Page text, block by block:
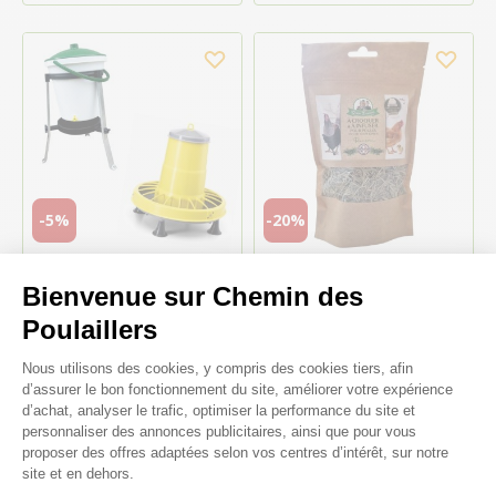
Bienvenue sur Chemin des
Poulaillers
Plateforme de Gestion du
Nous utilisons des cookies, y compris des cookies tiers, afin
d’assurer le bon fonctionnement du site, améliorer votre expérience
d’achat, analyser le trafic, optimiser la performance du site et
personnaliser des annonces publicitaires, ainsi que pour vous
proposer des offres adaptées selon vos centres d’intérêt, sur notre
site et en dehors.
-5%
Kit River Systems 10
et mangeoire 8,5Kg à
49,70 €
47,22 €
-20%
Romarin pour poule à
6,63 €
5,30 €